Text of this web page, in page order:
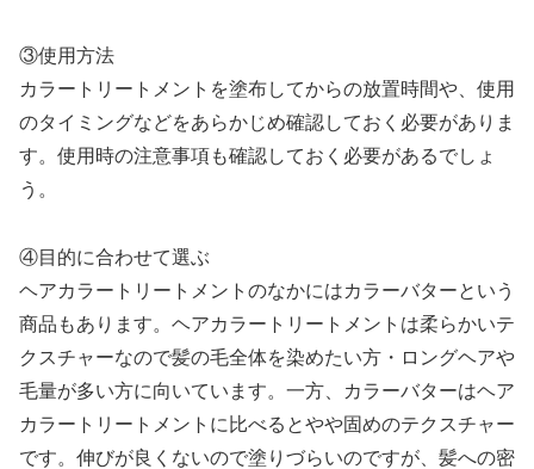
③使用方法
カラートリートメントを塗布してからの放置時間や、使用
のタイミングなどをあらかじめ確認しておく必要がありま
す。使用時の注意事項も確認しておく必要があるでしょ
う。
④目的に合わせて選ぶ
ヘアカラートリートメントのなかにはカラーバターという
商品もあります。ヘアカラートリートメントは柔らかいテ
クスチャーなので髪の毛全体を染めたい方・ロングヘアや
毛量が多い方に向いています。一方、カラーバターはヘア
カラートリートメントに比べるとやや固めのテクスチャー
です。伸びが良くないので塗りづらいのですが、髪への密